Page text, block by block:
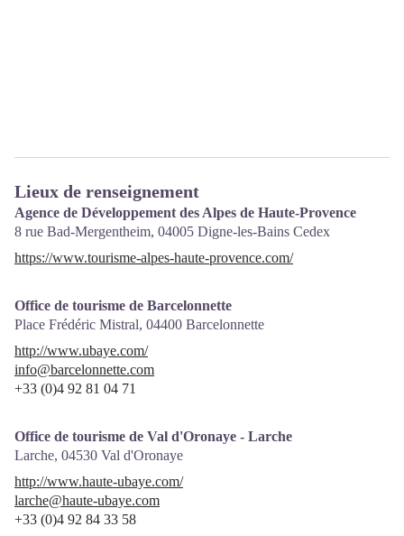
Lieux de renseignement
Agence de Développement des Alpes de Haute-Provence
8 rue Bad-Mergentheim, 04005 Digne-les-Bains Cedex
https://www.tourisme-alpes-haute-provence.com/
Office de tourisme de Barcelonnette
Place Frédéric Mistral, 04400 Barcelonnette
http://www.ubaye.com/
info@barcelonnette.com
+33 (0)4 92 81 04 71
Office de tourisme de Val d'Oronaye - Larche
Larche, 04530 Val d'Oronaye
http://www.haute-ubaye.com/
larche@haute-ubaye.com
+33 (0)4 92 84 33 58